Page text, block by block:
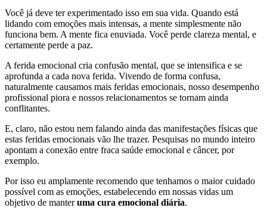
Você já deve ter experimentado isso em sua vida. Quando está
lidando com emoções mais intensas, a mente simplesmente não
funciona bem. A mente fica enuviada. Você perde clareza mental, e
certamente perde a paz.
A ferida emocional cria confusão mental, que se intensifica e se
aprofunda a cada nova ferida. Vivendo de forma confusa,
naturalmente causamos mais feridas emocionais, nosso desempenho
profissional piora e nossos relacionamentos se tornam ainda
conflitantes.
E, claro, não estou nem falando ainda das manifestações físicas que
estas feridas emocionais vão lhe trazer. Pesquisas no mundo inteiro
apontam a conexão entre fraca saúde emocional e câncer, por
exemplo.
Por isso eu amplamente recomendo que tenhamos o maior cuidado
possível com as emoções, estabelecendo em nossas vidas um
objetivo de manteruma cura emocional diária.